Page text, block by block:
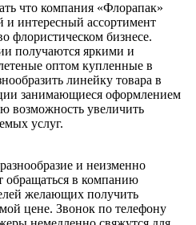
что компания «Флорапак»
и интересный ассортимент
флористическом бизнесе.
получаются яркими и
оптом купленные в
линейку товара в
занимающиеся оформлением
возможность увеличить
услуг.
и неизменно
обращаться в компанию
желающих получить
цене. Звонок по телефону